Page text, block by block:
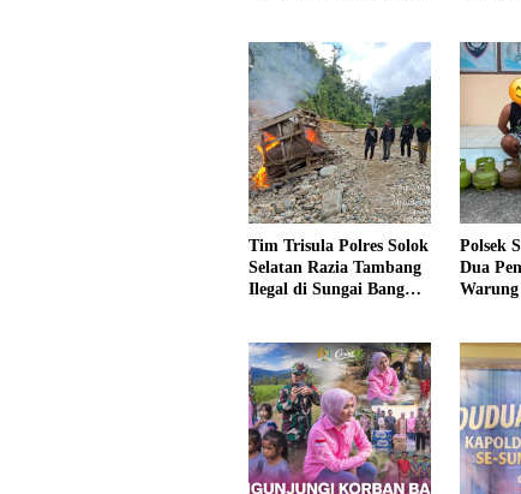
Kriminal
Siap
Datar
Tim Trisula Polres Solok
Selatan Razia Tambang
Ilegal di Sungai Bangko,
Polsek
Dua